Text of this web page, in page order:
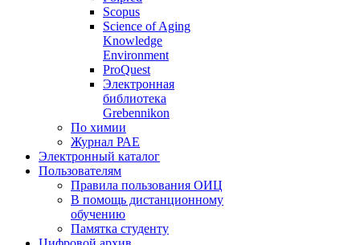
Scopus
Science of Aging
Knowledge
Environment
ProQuest
Электронная
библиотека
Grebennikon
По химии
Журнал РАЕ
Электронный каталог
Пользователям
Правила пользования ОИЦ
В помощь дистанционному
обучению
Памятка студенту